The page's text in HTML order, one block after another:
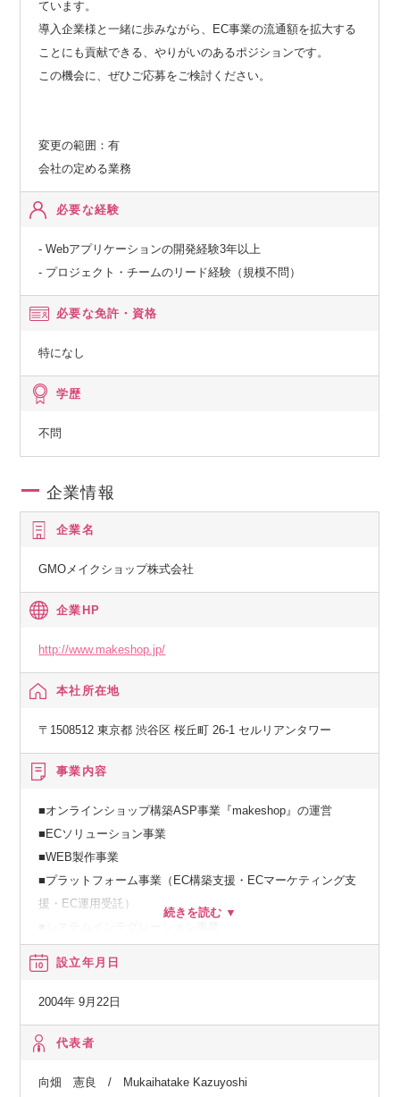
ています。
導入企業様と一緒に歩みながら、EC事業の流通額を拡大する
ことにも貢献できる、やりがいのあるポジションです。
この機会に、ぜひご応募をご検討ください。
変更の範囲：有
会社の定める業務
必要な経験
- Webアプリケーションの開発経験3年以上
- プロジェクト・チームのリード経験（規模不問）
必要な免許・資格
特になし
学歴
不問
企業情報
企業名
GMOメイクショップ株式会社
企業HP
http://www.makeshop.jp/
本社所在地
〒1508512 東京都 渋谷区 桜丘町 26-1 セルリアンタワー
事業内容
■オンラインショップ構築ASP事業『makeshop』の運営
■ECソリューション事業
■WEB製作事業
■プラットフォーム事業（EC構築支援・ECマーケティング支
援・EC運用受託）
＜同社のコンセプト＞
☆オンラインカートショップ「makeshop」は最重要コンセプ
開発を行っています。
そが最大の"力"であり、その力はネットショップ運営を続ける
設立年月日
2004年 9月22日
代表者
向畑 憲良 / Mukaihatake Kazuyoshi